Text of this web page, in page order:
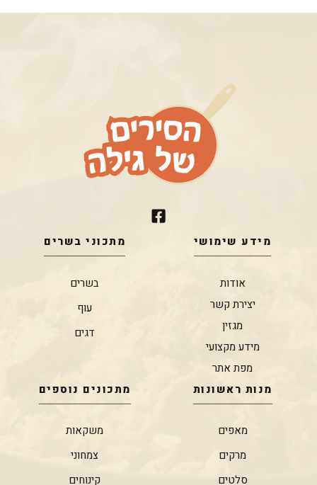
מידע שימושי
אודות
יצירת קשר
מגזין
מידע מקצועי
מפת אתר
מתכוני בשרים
בשרים
עוף
דגים
מנות ראשונות
מאפים
מרקים
סלטים
מתכונים נוספים
משקאות
צמחוני
קינוחים